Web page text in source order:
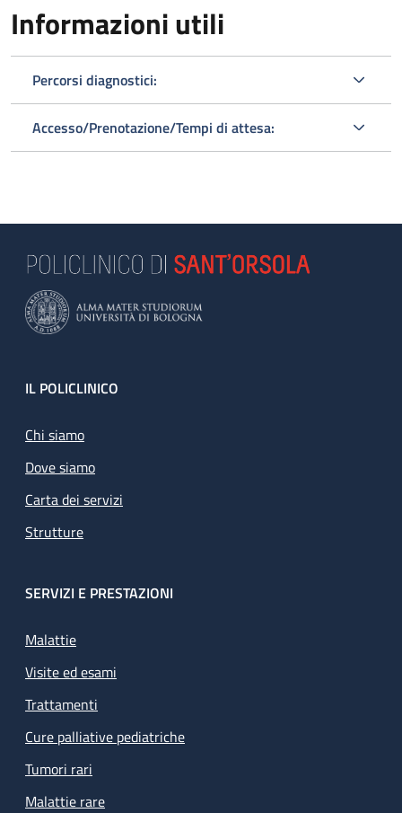
Informazioni utili
Percorsi diagnostici:
Accesso/Prenotazione/Tempi di attesa:
Footer
IL POLICLINICO
Chi siamo
Dove siamo
Carta dei servizi
Strutture
SERVIZI E PRESTAZIONI
Malattie
Visite ed esami
Trattamenti
Cure palliative pediatriche
Tumori rari
Malattie rare